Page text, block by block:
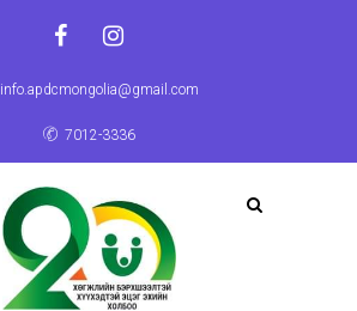
info.apdcmongolia@gmail.com
7012-3336